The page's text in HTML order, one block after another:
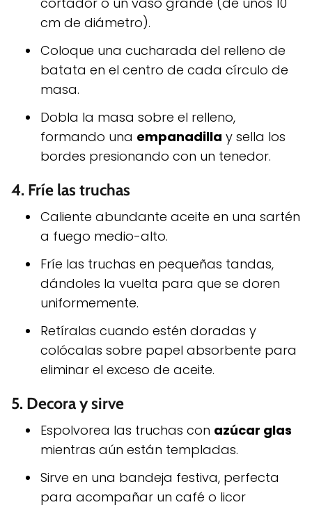
cm de diámetro).
Coloque una cucharada del relleno de
batata en el centro de cada círculo de
masa.
Dobla la masa sobre el relleno,
formando una empanadilla y sella los
bordes presionando con un tenedor.
4. Fríe las truchas
Caliente abundante aceite en una sartén
a fuego medio-alto.
Fríe las truchas en pequeñas tandas,
dándoles la vuelta para que se doren
uniformemente.
Retíralas cuando estén doradas y
colócalas sobre papel absorbente para
eliminar el exceso de aceite.
5. Decora y sirve
Espolvorea las truchas con azúcar glas
mientras aún están templadas.
Sirve en una bandeja festiva, perfecta
para acompañar un café o licor